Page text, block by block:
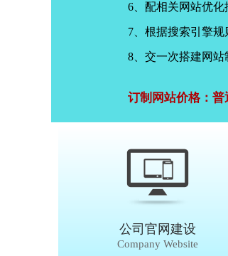
6、配相关网站优化
7、根据搜索引擎
8、交一次搭建网站
订制网站价格：普
公司官网建设
Company Website